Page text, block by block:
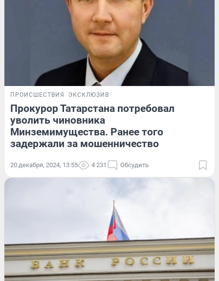
ПРОИСШЕСТВИЯ ЭКСКЛЮЗИВ
Прокурор Татарстана потребовал
уволить чиновника
Минземимущества. Ранее того
задержали за мошенничество
20 декабря, 2024, 13:55 4 231 Обсудить